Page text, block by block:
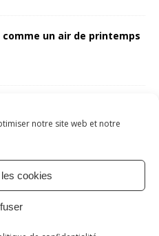
notre site web et notre
cookies
comme un air de printemps
cookies